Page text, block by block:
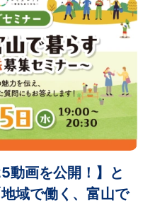
動画を公開！】と
域で働く、富山で